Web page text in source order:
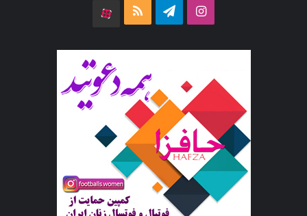
اینستاگرامتلگرام خوراک